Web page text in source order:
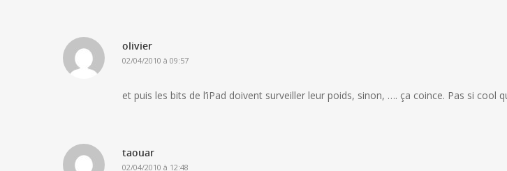
olivier
02/04/2010 à 09:57
et puis les bits de l’iPad doivent surveiller leur poids, sinon, …. ça coince. Pas si cool
taouar
02/04/2010 à 12:48